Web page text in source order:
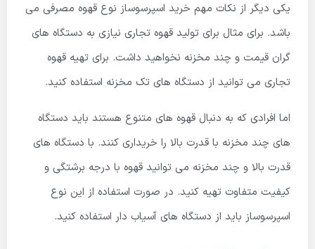
یکی دیگر از نکات مهم خرید اسپرسوساز نوع قهوه مصرفی می
باشد. برای مثال برای تولید قهوه تجاری نیازی به دستگاه های
گران قیمت و چند مخزنه نخواهید داشت. برای تهیه قهوه
تجاری می توانید از دستگاه های تک مخزنه استفاده کنید.
اما افرادی که به دنبال قهوه های متنوع هستند باید دستگاه
های چند مخزنه با قدرت بالا را خریداری کنند. با دستگاه های
قدرت بالا و چند مخزنه می توانید قهوه با درجه برشتگی و
کیفیت متفاوت تهیه کنید. در صورت استفاده از این نوع
اسپرسوساز باید از دستگاه های آسیاب دار استفاده کنید.